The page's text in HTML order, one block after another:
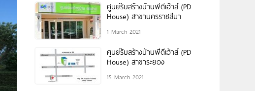
ศูนย์รับสร้างบ้านพีดีเฮ้าส์ (PD
House) สาขานครราชสีมา
1 March 2021
ศูนย์รับสร้างบ้านพีดีเฮ้าส์ (PD
House) สาขาระยอง
15 March 2021